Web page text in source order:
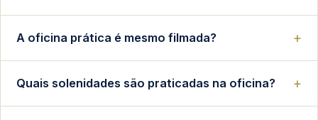
A oficina prática é mesmo filmada?
Quais solenidades são praticadas na oficina?